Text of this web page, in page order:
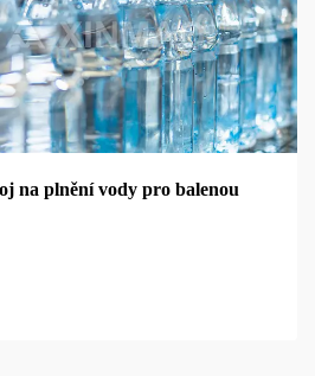
na plnění vody pro balenou